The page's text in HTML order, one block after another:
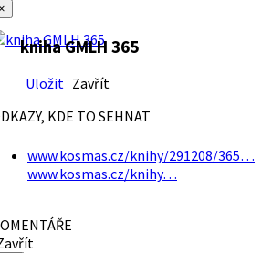
kniha GMLH 365
Uložit Zavřít
KDE TO SEHNAT
www.kosmas.cz/knihy/291208/365…
www.kosmas.cz/knihy…